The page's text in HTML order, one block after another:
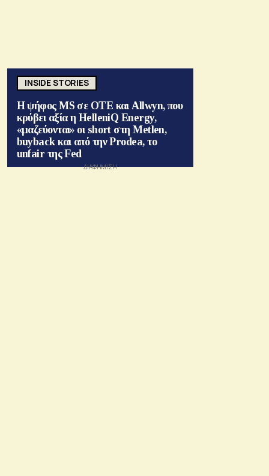
INSIDE STORIES
Η ψήφος MS σε ΟΤΕ και Allwyn, που
κρύβει αξία η HelleniQ Energy,
«μαζεύονται» οι short στη Metlen,
buyback και από την Prodea, το
unfair της Fed